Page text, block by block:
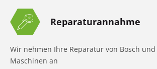
Reparaturannahme
Wir nehmen Ihre Reparatur von Bosch
Maschinen an